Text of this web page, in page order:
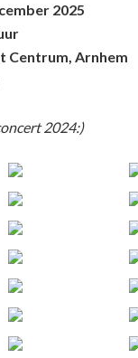
2025
Centrum, Arnhem
2024:)